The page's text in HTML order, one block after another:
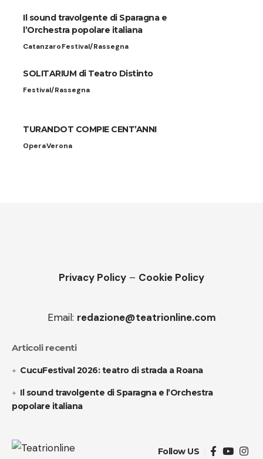
Il sound travolgente di Sparagna e
l’Orchestra popolare italiana
CatanzaroFestival/Rassegna
SOLITARIUM di Teatro Distinto
Festival/Rassegna
TURANDOT COMPIE CENT’ANNI
OperaVerona
Privacy Policy – Cookie Policy
Email: redazione@teatrionline.com
Articoli recenti
CucuFestival 2026: teatro di strada a Roana
Il sound travolgente di Sparagna e l’Orchestra
popolare italiana
Follow US